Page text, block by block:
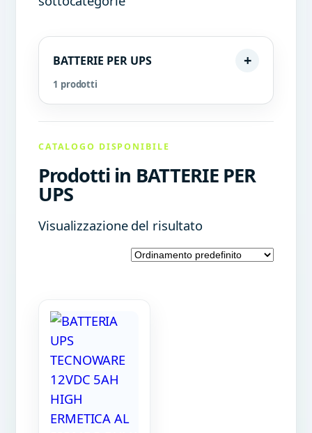
BATTERIE PER UPS
1 prodotti
CATALOGO DISPONIBILE
Prodotti in BATTERIE PER
UPS
Visualizzazione del risultato